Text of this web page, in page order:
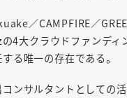
／CAMPFIRE／
4大クラウドファンディ
る唯一の存在である。
ンサルタントとしての